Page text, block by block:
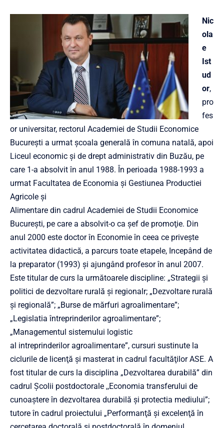
Nic
ola
e
Ist
ud
or,
pro
fes
or universitar, rectorul Academiei de Studii Economice
Bucureşti a urmat şcoala generală în comuna natală, apoi
Liceul economic şi de drept administrativ din Buzău, pe
care 1-a absolvit în anul 1988. În perioada 1988-1993 a
urmat Facultatea de Economia şi Gestiunea Productiei
Agricole şi
Alimentare din cadrul Academiei de Studii Economice
Bucureşti, pe care a absolvit-o ca şef de promoţie. Din
anul 2000 este doctor în Economie în ceea ce priveşte
activitatea didactică, a parcurs toate etapele, Incepând de
la preparator (1993) şi ajungând profesor în anul 2007.
Este titular de curs la următoarele discipline: „Strategii şi
politici de dezvoltare rurală şi regionalr; „Dezvoltare rurală
şi regională”; „Burse de mărfuri agroalimentare”;
„Legislatia întreprinderilor agroalimentare”;
„Managementul sistemului logistic
al intreprinderilor agroalimentare”, cursuri sustinute la
ciclurile de licenţă şi masterat in cadrul facultăţilor ASE. A
fost titular de curs la disciplina „Dezvoltarea durabilă” din
cadrul Şcolii postdoctorale ,,Economia transferului de
cunoaştere în dezvoltarea durabilă şi protectia mediului”;
tutore în cadrul proiectului „Performanţă şi excelenţă în